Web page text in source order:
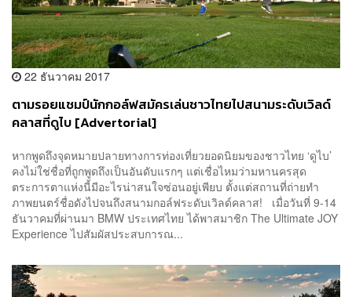
22 ธันวาคม 2017
ตามรอยแชมป์นักกอล์ฟสมัครเล่นชาวไทยไปสนามระดับเวิลด์
คลาสที่ดูไบ [Advertorial]
หากพูดถึงจุดหมายปลายทางการท่องเที่ยวยอดนิยมของชาวไทย ‘ดูไบ’
คงไม่ใช่ชื่อที่ถูกพูดถึงเป็นอันดับแรกๆ แต่เชื่อไหมว่ามหานครสุด
ตระการตาแห่งนี้มีอะไรน่าสนใจซ่อนอยู่เพียบ ตั้งแต่สถานที่ถ่ายทำ
ภาพยนตร์ชื่อดังไปจนถึงสนามกอล์ฟระดับเวิลด์คลาส! เมื่อวันที่ 9-14
ธันวาคมที่ผ่านมา BMW ประเทศไทย ได้พาสมาชิก The Ultimate JOY
Experience ไปสัมผัสประสบการณ...